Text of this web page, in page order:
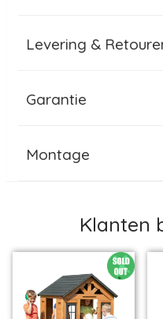
Levering &
Garantie
Montage
Klanten